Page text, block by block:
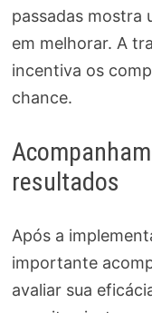
passadas mostra
em melhorar. A
incentiva os
chance.
resultados
Após a
importante
avaliar sua